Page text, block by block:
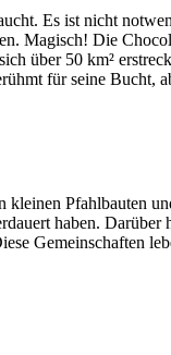
Es ist nicht
Magisch! Die
über 50 km²
für seine Bucht,
Pfahlbauten
haben. Darüber
Gemeinschaften